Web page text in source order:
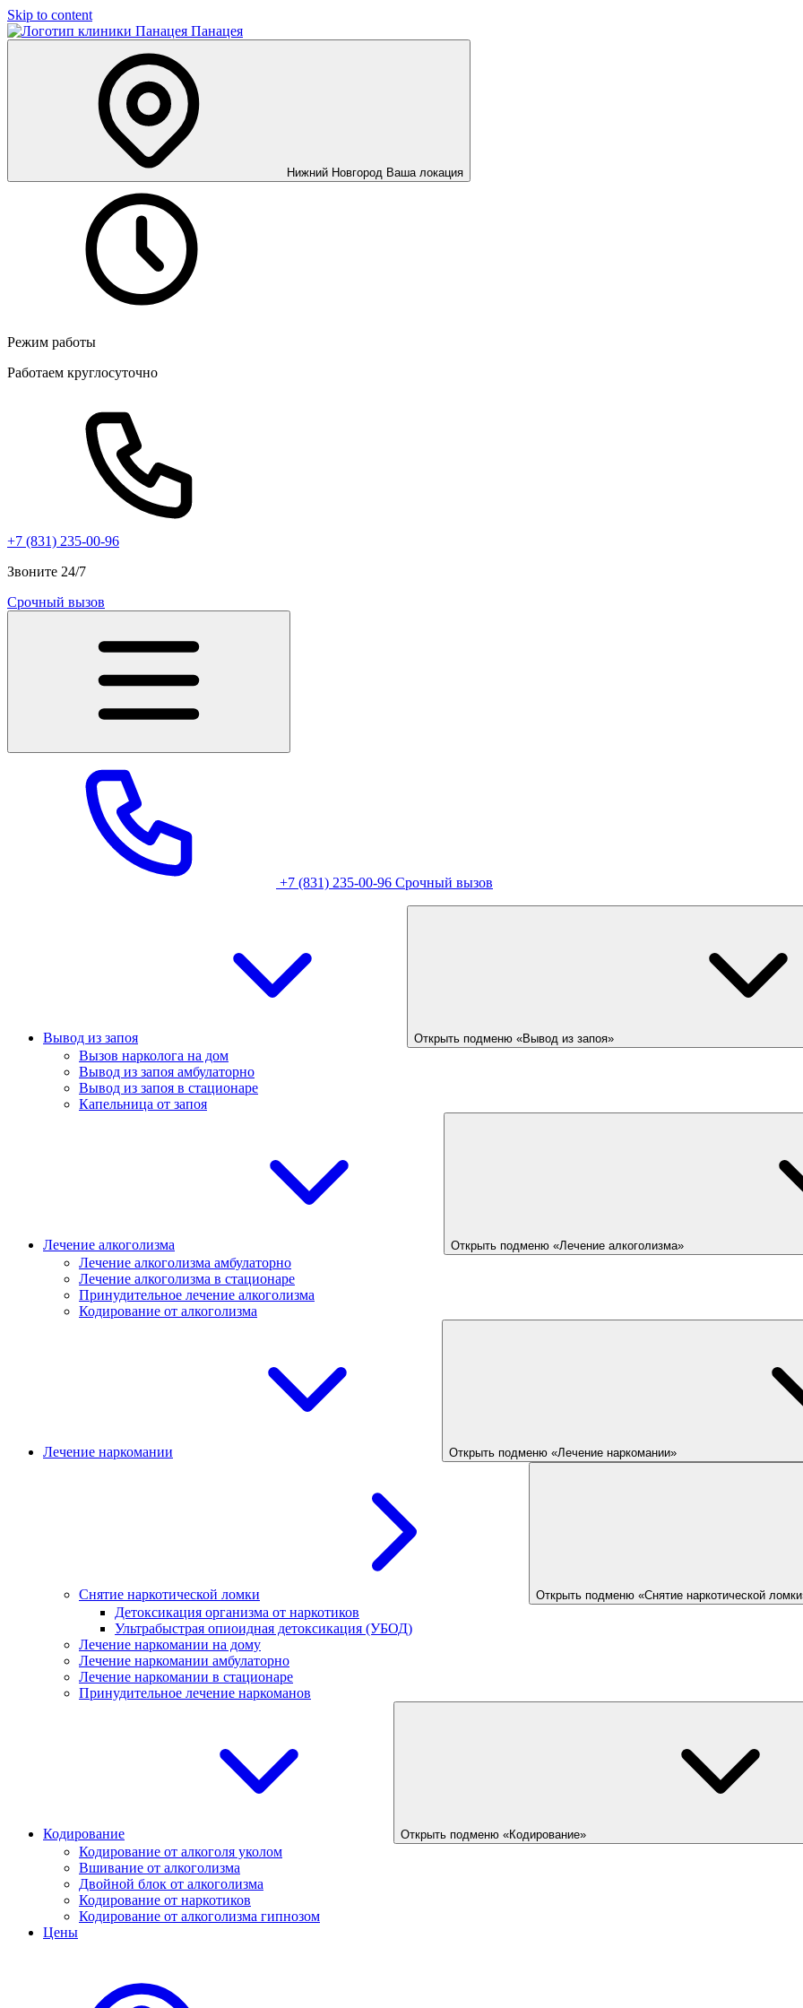
Skip to content
Панацея
Нижний Новгород Ваша локация
Режим работы
Работаем круглосуточно
+7 (831) 235-00-96
Звоните 24/7
Срочный вызов
+7 (831) 235-00-96 Срочный вызов
Вывод из запоя Открыть подменю «Вывод из запоя»
Вызов нарколога на дом
Вывод из запоя амбулаторно
Вывод из запоя в стационаре
Капельница от запоя
Лечение алкоголизма Открыть подменю «Лечение алкоголизма»
Лечение алкоголизма амбулаторно
Лечение алкоголизма в стационаре
Принудительное лечение алкоголизма
Кодирование от алкоголизма
Лечение наркомании Открыть подменю «Лечение наркомании»
Снятие наркотической ломки Открыть подменю «Снятие наркотической
Детоксикация организма от наркотиков
Ультрабыстрая опиоидная детоксикация (УБОД)
Лечение наркомании на дому
Лечение наркомании амбулаторно
Лечение наркомании в стационаре
Принудительное лечение наркоманов
Кодирование Открыть подменю «Кодирование»
Кодирование от алкоголя уколом
Вшивание от алкоголизма
Двойной блок от алкоголизма
Кодирование от наркотиков
Кодирование от алкоголизма гипнозом
Цены